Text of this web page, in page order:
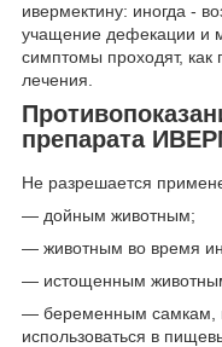
ивермектину: иногда -
учащение дефекации и
симптомы проходят, как
лечения.
препарата
Не разрешается
— дойным животным;
— животным во время
— истощенным
— беременным самкам,
использоваться в